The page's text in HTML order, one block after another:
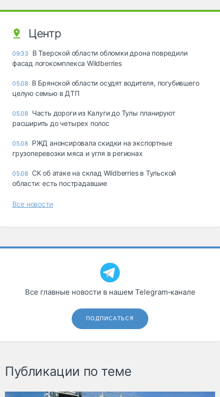
Центр
09:33
В Тверской области обломки дрона повредили
фасад логокомплекса Wildberries
05.08 В Брянской области осудят водителя, погубившего
целую семью в ДТП
05.08 Часть дороги из Калуги до Тулы планируют
расширить до четырех полос
05.08 РЖД анонсировала скидки на экспортные
грузоперевозки мяса и угля в регионах
05.08 СК об атаке на склад Wildberries в Тульской
области: есть пострадавшие
Все новости
Все главные новости в нашем Telegram‑канале
ПОДПИСАТЬСЯ
Публикации по теме